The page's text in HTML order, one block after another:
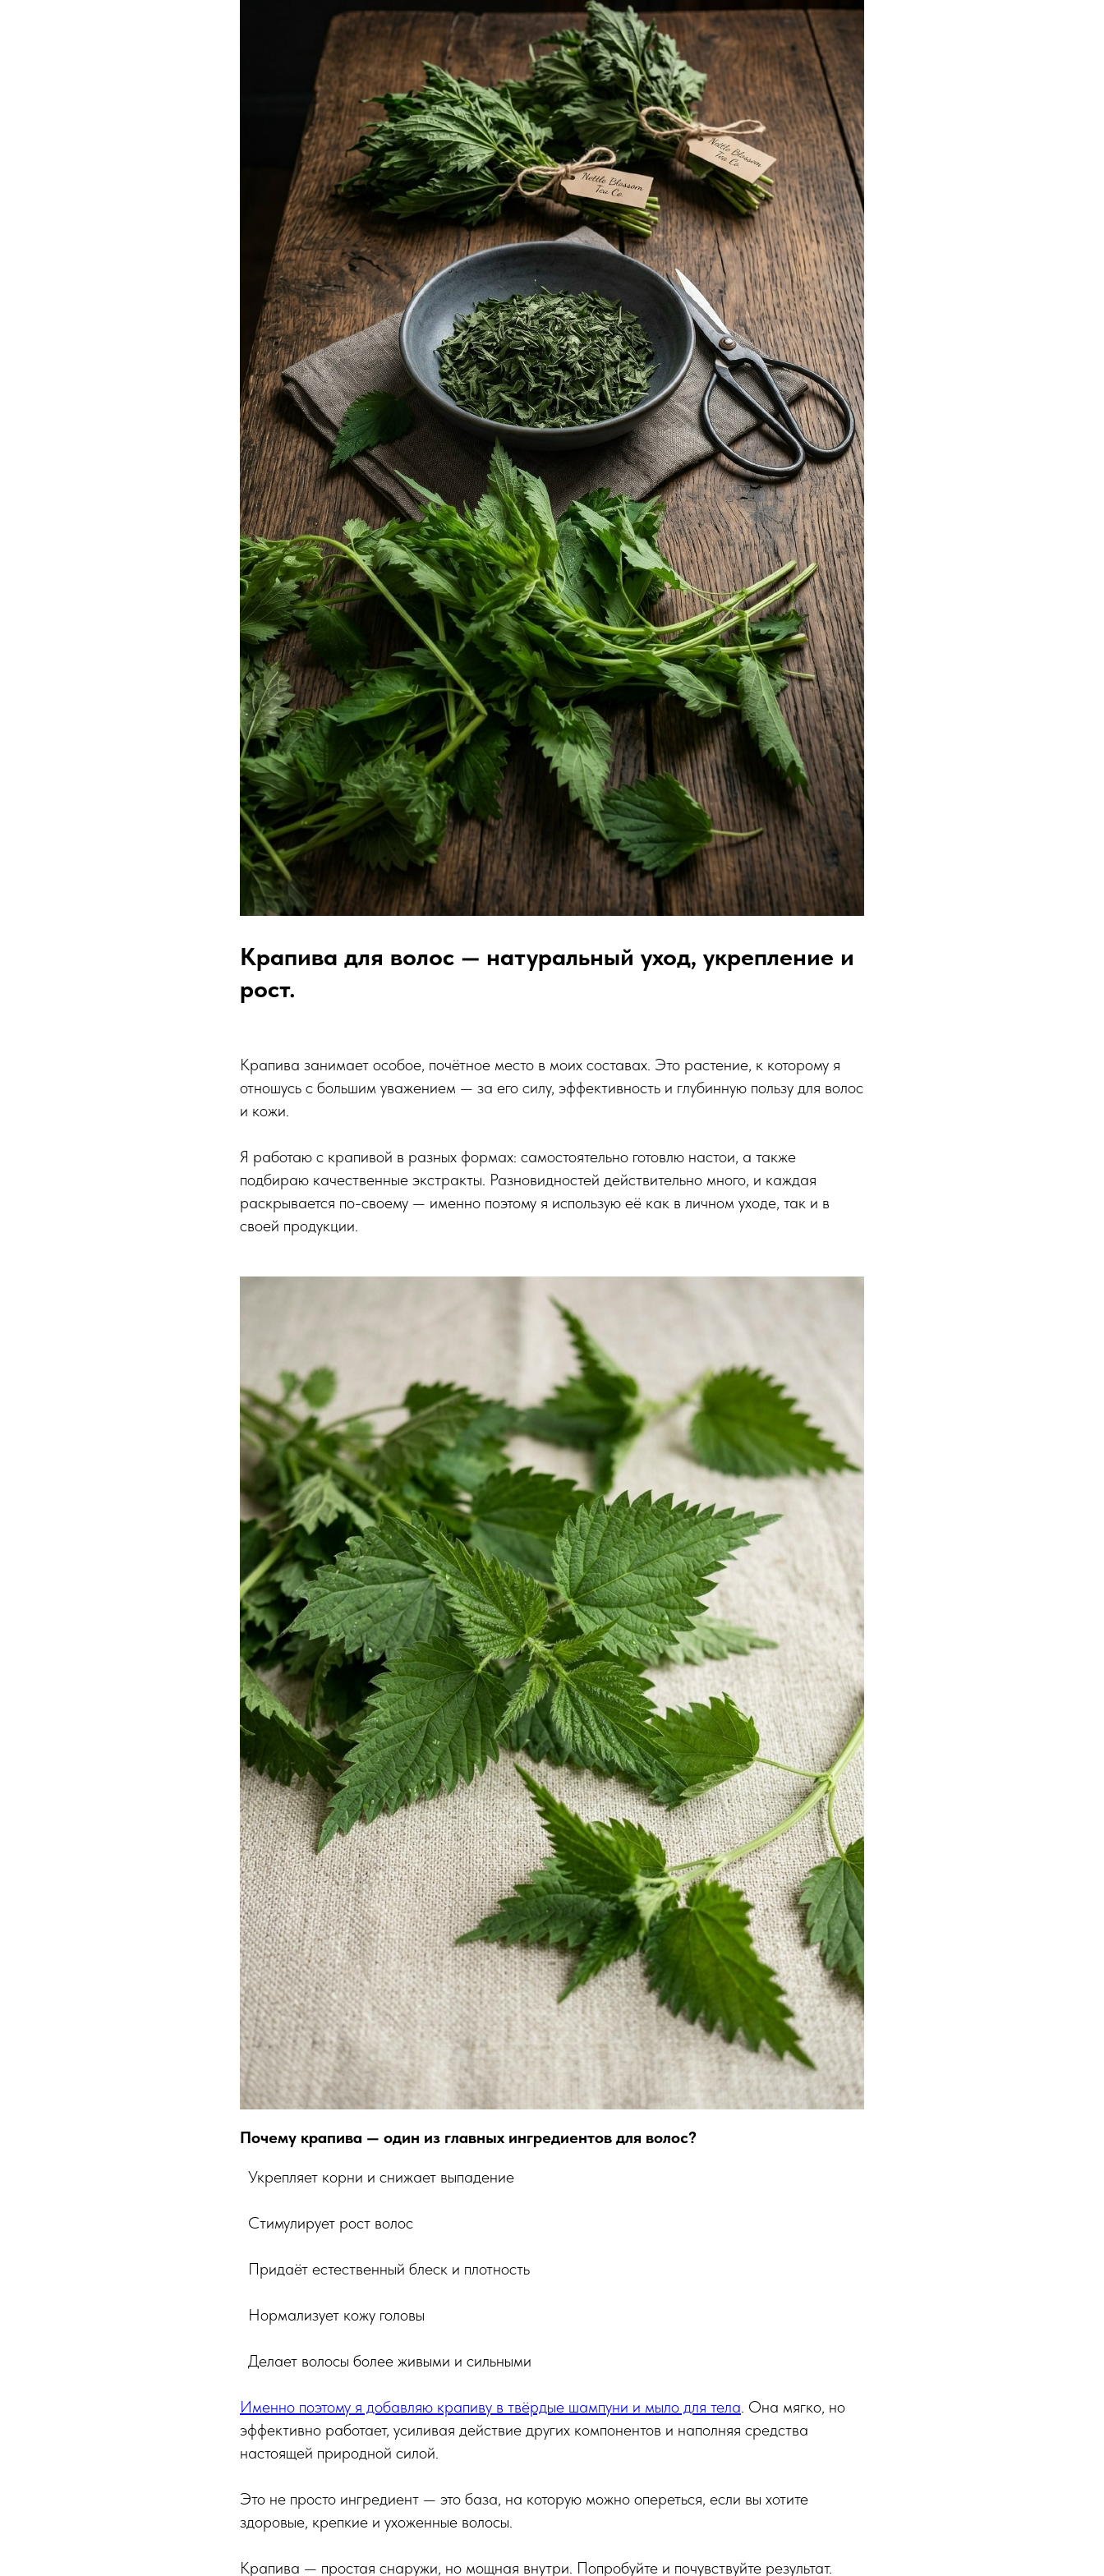
Крапива для волос — натуральный уход, укрепление и
рост.
Крапива занимает особое, почётное место в моих составах. Это растение, к которому я
отношусь с большим уважением — за его силу, эффективность и глубинную пользу для волос
и кожи.
Я работаю с крапивой в разных формах: самостоятельно готовлю настои, а также
подбираю качественные экстракты. Разновидностей действительно много, и каждая
раскрывается по-своему — именно поэтому я использую её как в личном уходе, так и в
своей продукции.
Почему крапива — один из главных ингредиентов для волос?
Укрепляет корни и снижает выпадение
Стимулирует рост волос
Придаёт естественный блеск и плотность
Нормализует кожу головы
Делает волосы более живыми и сильными
Именно поэтому я добавляю крапиву в твёрдые шампуни и мыло для тела. Она мягко, но
эффективно работает, усиливая действие других компонентов и наполняя средства
настоящей природной силой.
Это не просто ингредиент — это база, на которую можно опереться, если вы хотите
здоровые, крепкие и ухоженные волосы.
Крапива — простая снаружи, но мощная внутри. Попробуйте и почувствуйте результат.